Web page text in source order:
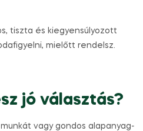
tiszta és kiegyensúlyozott
mielőtt rendelsz.
jó választás?
vagy gondos alapanyag-